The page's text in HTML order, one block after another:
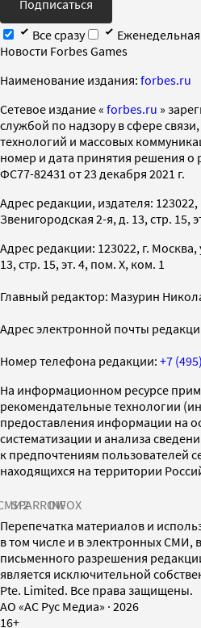
Подписаться
Все сразу
Еженедельная
Новости Forbes Games
Наименование издания: forbes.ru
Cетевое издание « forbes.ru »
службой по надзору в сфере
технологий и массовых
номер и дата принятия решения о
ФС77-82431 от 23 декабря 2021 г.
Адрес редакции, издателя: 123022,
Звенигородская 2-я, д. 13, стр. 15,
Адрес редакции: 123022, г.
13, стр. 15, эт. 4, пом. X, ком. 1
Главный редактор: Мазурин
Адрес электронной почты
Номер телефона редакции: +7
На информационном ресурсе
рекомендательные технологии
предоставления информации на
систематизации и анализа
к предпочтениям пользователей
находящихся на территории
SPARROWINFOX
Перепечатка материалов и
в том числе и в электронных СМИ,
письменного разрешения
является исключительной
Pte. Limited. Все права защищены.
AO «АС Рус Медиа» · 2026
16+